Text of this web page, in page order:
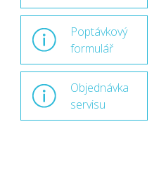
Poptávkový
formulář
Objednávka
servisu